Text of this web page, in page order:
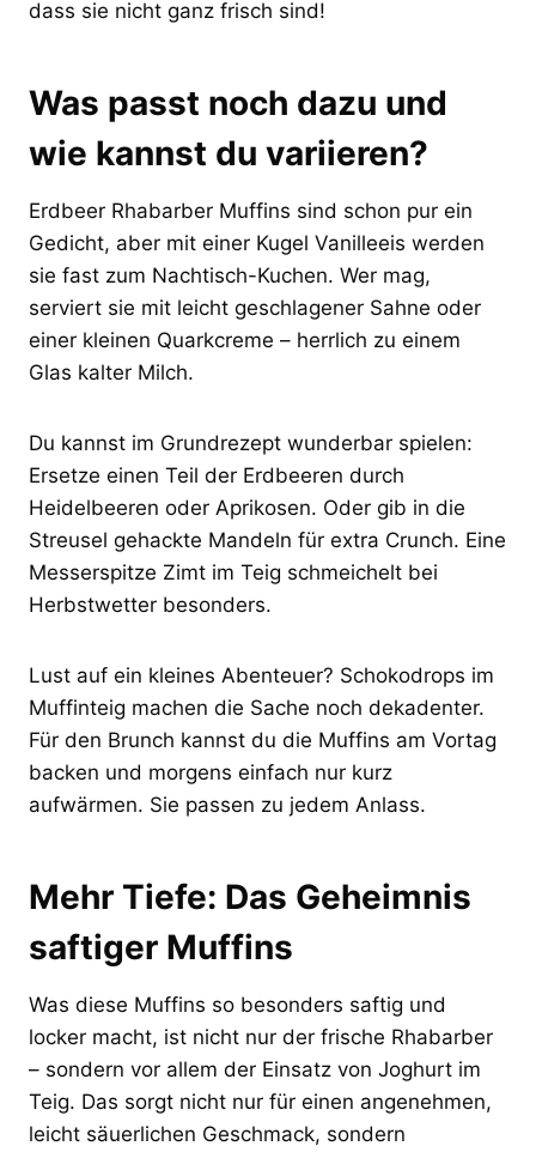
dass sie nicht ganz frisch sind!
Was passt noch dazu und
wie kannst du variieren?
Erdbeer Rhabarber Muffins sind schon pur ein
Gedicht, aber mit einer Kugel Vanilleeis werden
sie fast zum Nachtisch-Kuchen. Wer mag,
serviert sie mit leicht geschlagener Sahne oder
einer kleinen Quarkcreme – herrlich zu einem
Glas kalter Milch.
Du kannst im Grundrezept wunderbar spielen:
Ersetze einen Teil der Erdbeeren durch
Heidelbeeren oder Aprikosen. Oder gib in die
Streusel gehackte Mandeln für extra Crunch. Eine
Messerspitze Zimt im Teig schmeichelt bei
Herbstwetter besonders.
Lust auf ein kleines Abenteuer? Schokodrops im
Muffinteig machen die Sache noch dekadenter.
Für den Brunch kannst du die Muffins am Vortag
backen und morgens einfach nur kurz
aufwärmen. Sie passen zu jedem Anlass.
Mehr Tiefe: Das Geheimnis
saftiger Muffins
Was diese Muffins so besonders saftig und
locker macht, ist nicht nur der frische Rhabarber
– sondern vor allem der Einsatz von Joghurt im
Teig. Das sorgt nicht nur für einen angenehmen,
leicht säuerlichen Geschmack, sondern